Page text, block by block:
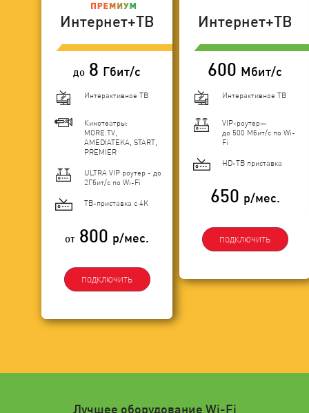
Интернет+ТВ
до 8 Гбит/с
Интерактивное ТВ
Кинотеатры:
MORE.TV,
AMEDIATEKA, START,
PREMIER
ULTRA VIP роутер - до
2Гбит/c по Wi-Fi
ТВ-приставка с 4K
от 800 р/мес.
ПОДКЛЮЧИТЬ
Интернет+ТВ
600 Мбит/с
Интерактивное ТВ
VIP-роутер—
до 500 Мбит/с по Wi-
Fi
HD-ТВ приставка
650 р/мес.
ПОДКЛЮЧИТЬ
Лучшее оборудование Wi-Fi